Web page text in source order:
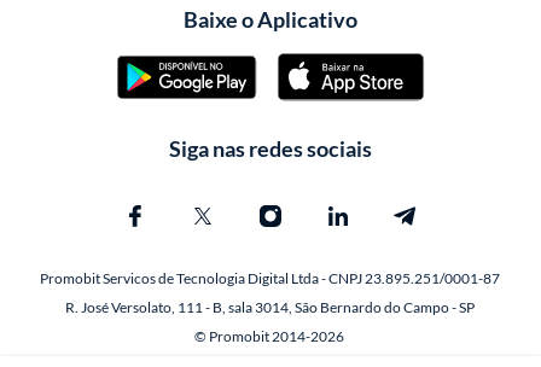
Baixe o Aplicativo
Siga nas redes sociais
Promobit Servicos de Tecnologia Digital Ltda - CNPJ 23.895.251/0001-87
R. José Versolato, 111 - B, sala 3014, São Bernardo do Campo - SP
© Promobit 2014-2026